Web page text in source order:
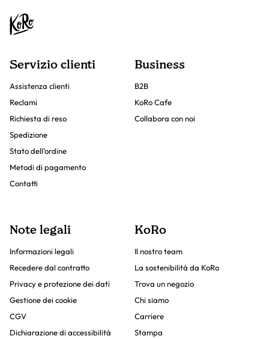
Servizio clienti
Assistenza clienti
Reclami
Richiesta di reso
Spedizione
Stato dell'ordine
Metodi di pagamento
Contatti
Business
B2B
KoRo Cafe
Collabora con noi
Note legali
Informazioni legali
Recedere dal contratto
Privacy e protezione dei dati
Gestione dei cookie
CGV
Dichiarazione di accessibilità
KoRo
Il nostro team
La sostenibilità da KoRo
Trova un negozio
Chi siamo
Carriere
Stampa